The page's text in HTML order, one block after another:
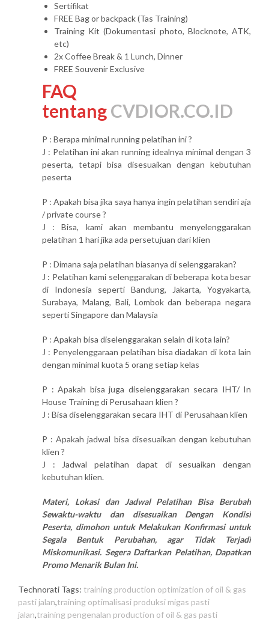
Sertifikat
FREE Bag or backpack (Tas Training)
Training Kit (Dokumentasi photo, Blocknote, ATK,
etc)
2x Coffee Break & 1 Lunch, Dinner
FREE Souvenir Exclusive
FAQ
tentangCVDIOR.CO.ID
P : Berapa minimal running pelatihan ini ?
J : Pelatihan ini akan running idealnya minimal dengan 3
peserta, tetapi bisa disesuaikan dengan kebutuhan
peserta
P : Apakah bisa jika saya hanya ingin pelatihan sendiri aja
/ private course ?
J : Bisa, kami akan membantu menyelenggarakan
pelatihan 1 hari jika ada persetujuan dari klien
P : Dimana saja pelatihan biasanya di selenggarakan?
J : Pelatihan kami selenggarakan di beberapa kota besar
di Indonesia seperti Bandung, Jakarta, Yogyakarta,
Surabaya, Malang, Bali, Lombok dan beberapa negara
seperti Singapore dan Malaysia
P : Apakah bisa diselenggarakan selain di kota lain?
J : Penyelenggaraan pelatihan bisa diadakan di kota lain
dengan minimal kuota 5 orang setiap kelas
P : Apakah bisa juga diselenggarakan secara IHT/ In
House Training di Perusahaan klien ?
J : Bisa diselenggarakan secara IHT di Perusahaan klien
P : Apakah jadwal bisa disesuaikan dengan kebutuhan
klien ?
J : Jadwal pelatihan dapat di sesuaikan dengan
kebutuhan klien.
Materi, Lokasi dan Jadwal Pelatihan Bisa Berubah
Sewaktu-waktu dan disesuaikan Dengan Kondisi
Peserta, dimohon untuk Melakukan Konfirmasi untuk
Segala Bentuk Perubahan, agar Tidak Terjadi
Miskomunikasi. Segera Daftarkan Pelatihan, Dapatkan
Promo Menarik Bulan Ini.
Technorati Tags: training production optimization of oil & gas
pasti jalan,training optimalisasi produksi migas pasti
jalan,training pengenalan production of oil & gas pasti